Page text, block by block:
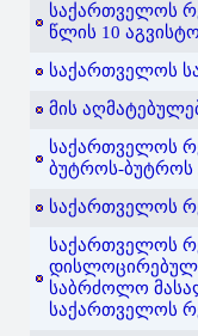
საქართველოს
წლის 10
საქართველოს
მის
საქართველოს
ბუტროს-ბუტროს
საქართველოს
საქართველოს
საბრძოლო
საქართველოს